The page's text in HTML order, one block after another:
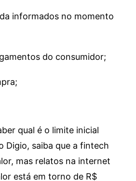
informados no momento
do consumidor;
qual é o limite inicial
Digio, saiba que a fintech
mas relatos na internet
está em torno de R$